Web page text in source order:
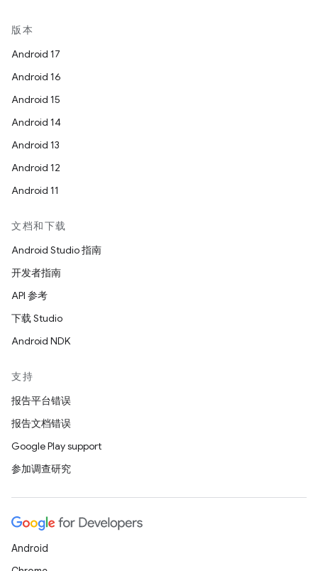
版本
Android 17
Android 16
Android 15
Android 14
Android 13
Android 12
Android 11
文档和下载
Android Studio 指南
开发者指南
API 参考
下载 Studio
Android NDK
支持
报告平台错误
报告文档错误
Google Play support
参加调查研究
Android